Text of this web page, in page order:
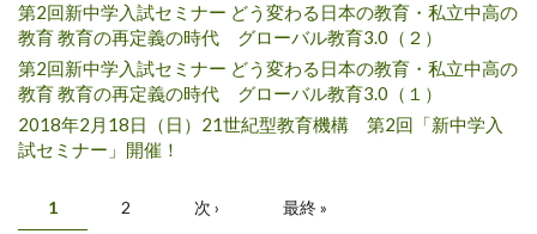
第2回新中学入試セミナー どう変わる日本の教育・私立中高の
教育 教育の再定義の時代 グローバル教育3.0（２）
第2回新中学入試セミナー どう変わる日本の教育・私立中高の
教育 教育の再定義の時代 グローバル教育3.0（１）
2018年2月18日（日）21世紀型教育機構 第2回「新中学入
試セミナー」開催！
ページ
1 2 次 › 最終 »